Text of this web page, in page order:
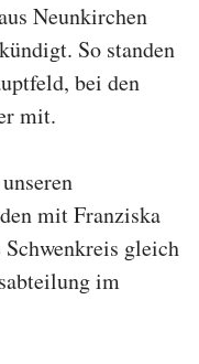
Neunkirchen
So standen
bei den
mit.
mit Franziska
gleich
im